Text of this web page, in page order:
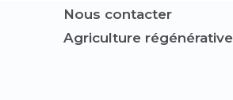
Nous contacter
Agriculture régénérative